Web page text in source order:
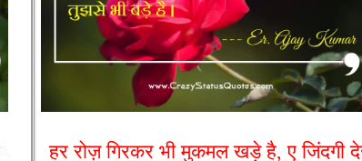
हर रोज़ गिरकर भी मुकमल खड़े है, ए जिंदगी